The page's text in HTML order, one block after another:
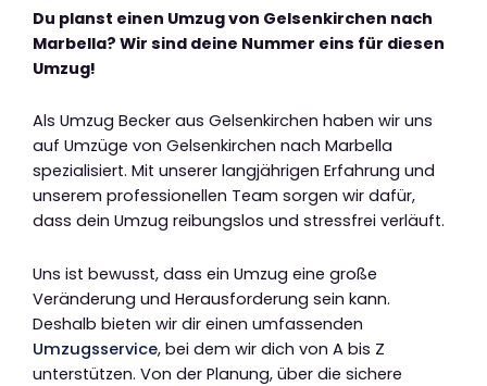
Du planst einen Umzug von Gelsenkirchen nach
Marbella? Wir sind deine Nummer eins für diesen
Umzug!
Als Umzug Becker aus Gelsenkirchen haben wir uns
auf Umzüge von Gelsenkirchen nach Marbella
spezialisiert. Mit unserer langjährigen Erfahrung und
unserem professionellen Team sorgen wir dafür,
dass dein Umzug reibungslos und stressfrei verläuft.
Uns ist bewusst, dass ein Umzug eine große
Veränderung und Herausforderung sein kann.
Deshalb bieten wir dir einen umfassenden
Umzugsservice, bei dem wir dich von A bis Z
unterstützen. Von der Planung, über die sichere